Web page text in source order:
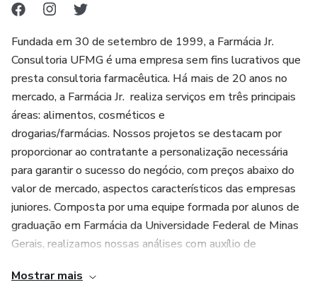
Fundada em 30 de setembro de 1999, a Farmácia Jr.
Consultoria UFMG é uma empresa sem fins lucrativos que
presta consultoria farmacêutica. Há mais de 20 anos no
mercado, a Farmácia Jr. realiza serviços em três principais
áreas: alimentos, cosméticos e
drogarias/farmácias. Nossos projetos se destacam por
proporcionar ao contratante a personalização necessária
para garantir o sucesso do negócio, com preços abaixo do
valor de mercado, aspectos característicos das empresas
juniores. Composta por uma equipe formada por alunos de
graduação em Farmácia da Universidade Federal de Minas
Gerais, realizamos nossas análises com auxílio de
laboratórios da UFMG. Assim sendo, todos os recursos
Mostrar mais